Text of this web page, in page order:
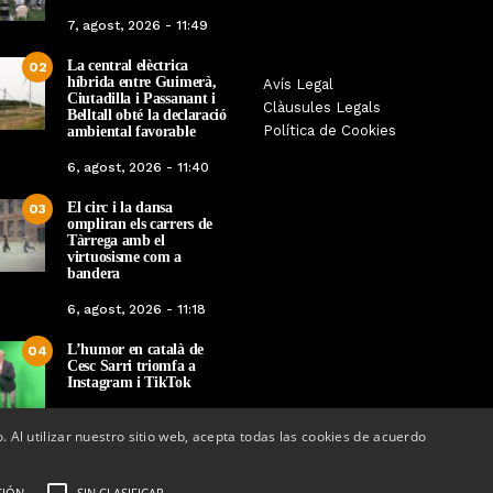
7, agost, 2026 - 11:49
02
La central elèctrica
híbrida entre Guimerà,
Ciutadilla i Passanant i
Belltall obté la declaració
ambiental favorable
6, agost, 2026 - 11:40
03
El circ i la dansa
ompliran els carrers de
Tàrrega amb el
virtuosisme com a
bandera
6, agost, 2026 - 11:18
04
L’humor en català de
Cesc Sarri triomfa a
Instagram i TikTok
Avís Legal
Clàusules Legals
Política de Cookies
Sexenni, Fades, Ouineta i The
Targarians, caps de cartell de la
Festa Major de Maig de Tàrrega
20, abril, 2026 - 10:07
Les Gastrosàvies
una gran trobada al
Benet que referma el
utilizar nuestro sitio web, acepta todas las cookies de acuerdo